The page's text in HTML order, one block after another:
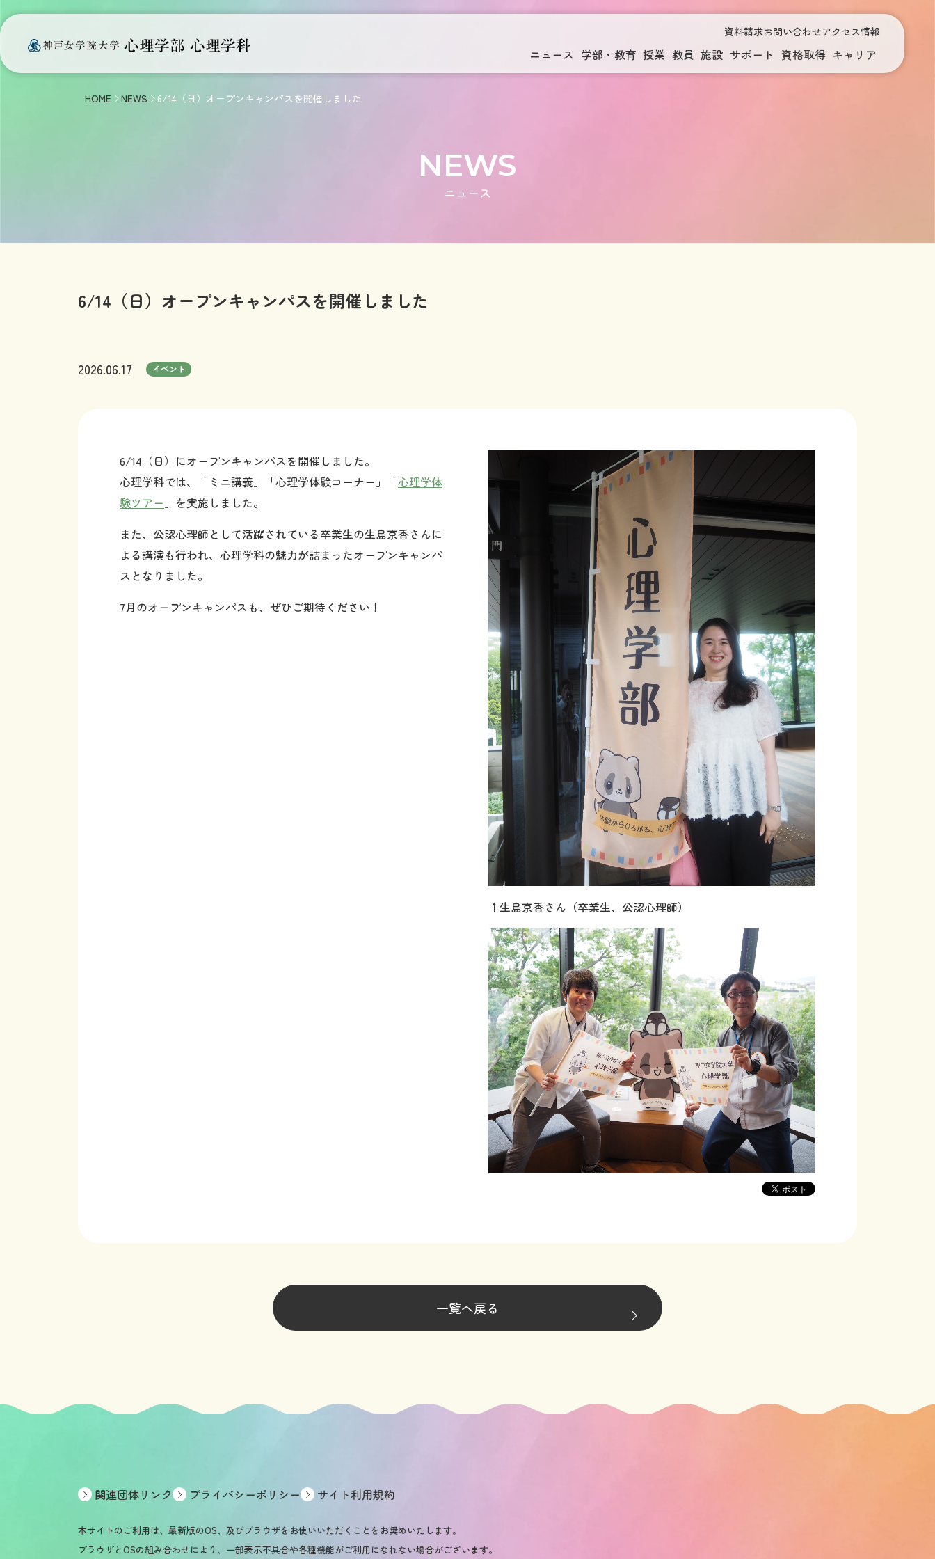
ニュース 学部・教育 授業 教員 施設 サポート 資格取得 キャリア
資料請求お問い合わせアクセス情報
HOME NEWS 6/14（日）オープンキャンパスを開催しました
NEWS
ニュース
6/14（日）オープンキャンパスを開催しました
2026.06.17 イベント
6/14（日）にオープンキャンパスを開催しました。
心理学科では、「ミニ講義」「心理学体験コーナー」「心理学体
験ツアー 」を実施しました。
また、公認心理師として活躍されている卒業生の生島京香さんに
よる講演も行われ、心理学科の魅力が詰まったオープンキャンパ
スとなりました。
7月のオープンキャンパスも、ぜひご期待ください！
↑生島京香さん（卒業生、公認心理師）
一覧へ戻る
関連団体リンク プライバシーポリシー サイト利用規約
本サイトのご利用は、最新版のOS、及びブラウザをお使いいただくことをお奨めいたします。
ブラウザとOSの組み合わせにより、一部表示不具合や各種機能がご利用になれない場合がございます。